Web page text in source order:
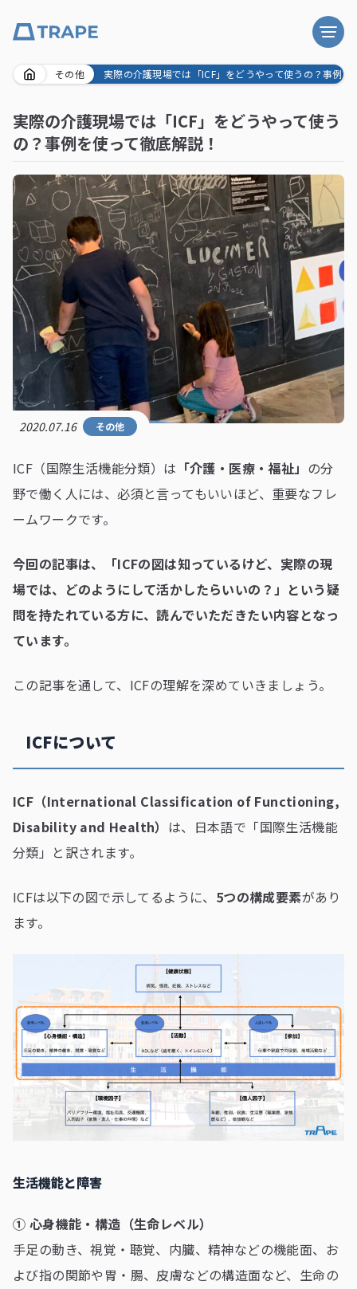
Skip
content
その他 実際の介護現場では「ICF」をどうやって使うの？事例を
実際の介護現場では「ICF」をどうやって使う
の？事例を使って徹底解説！
2020.07.16 その他
ICF（国際生活機能分類）は 「介護・医療・福祉」 の分
野で働く人には、必須と言ってもいいほど、重要なフレ
ームワークです。
今回の記事は、「ICFの図は知っているけど、 実際の現
場では、どのようにして活かしたらいいの？」という疑
問を持たれている方に、読んでいただきたい内容となっ
ています。
この記事を通して、ICFの理解を深めていきましょう。
ICFについて
ICF（International Classification of Functioning,
Disability and Health） は、日本語で「国際生活機能
分類」と訳されます。
ICFは以下の図で示してるように、 5つの構成要素があり
ます。
生活機能と障害
① 心身機能・構造（生命レベル）
手足の動き、視覚・聴覚、内臓、精神などの機能面、お
よび指の関節や胃・腸、皮膚などの構造面など、生命の